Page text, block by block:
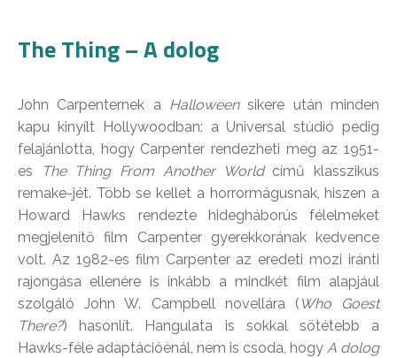
The Thing – A dolog
John Carpenternek a Halloweensikere után minden
kapu kinyílt Hollywoodban: a Universal stúdió pedig
felajánlotta, hogy Carpenter rendezheti meg az 1951-
es
The Thing From Another Worldcímű klasszikus
remake-jét. Több se kellet a horrormágusnak, hiszen a
Howard Hawks rendezte hidegháborús félelmeket
megjelenítő film Carpenter gyerekkorának kedvence
volt. Az 1982-es film Carpenter az eredeti mozi iránti
rajongása ellenére is inkább a mindkét film alapjául
szolgáló John W. Campbell novellára ( Who Goest
There?) hasonlít. Hangulata is sokkal sötétebb a
Hawks-féle adaptációénál, nem is csoda, hogy A dolog